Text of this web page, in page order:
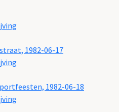
1982-06-17
1982-06-18